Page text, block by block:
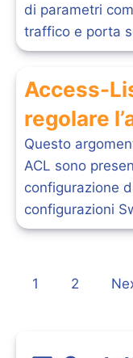
di parametri
traffico e porta
Access-
regolare
Questo
ACL sono
configurazione
configurazioni
1 2